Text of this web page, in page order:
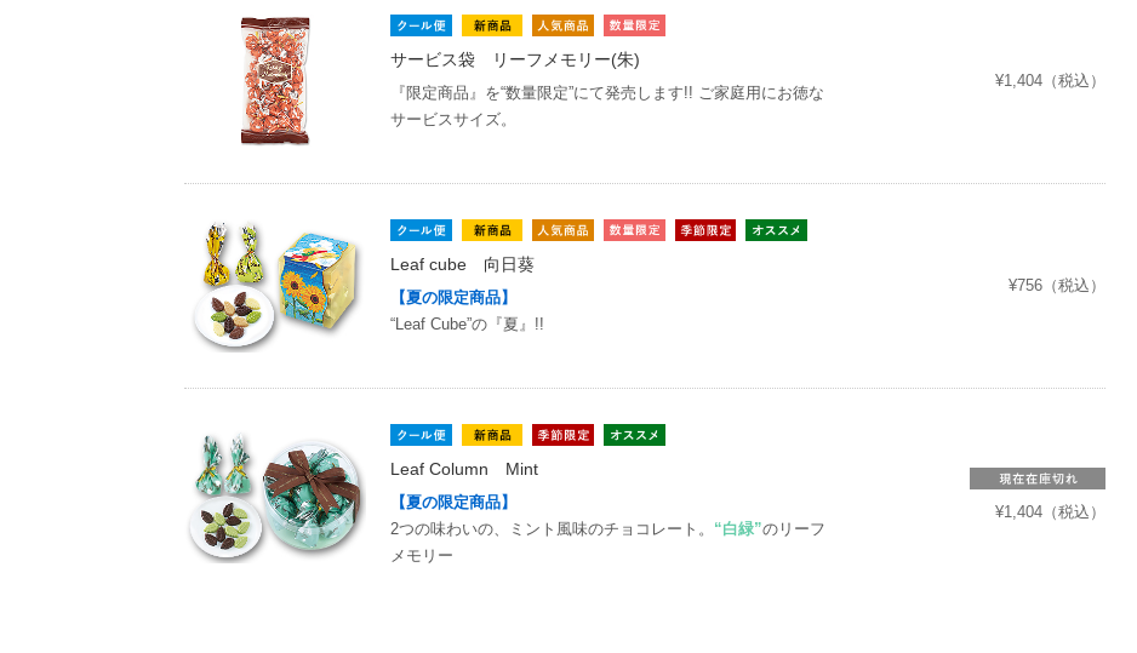
サービス袋 リーフメモリー(朱)
『限定商品』を“数量限定”にて発売します!! ご家庭用にお徳な
サービスサイズ。
¥1,404（税込）
Leaf cube 向日葵
【夏の限定商品】
“Leaf Cube”の『夏』!!
¥756（税込）
Leaf Column Mint
【夏の限定商品】
2つの味わいの、ミント風味のチョコレート。 “白緑”のリーフ
メモリー
¥1,404（税込）